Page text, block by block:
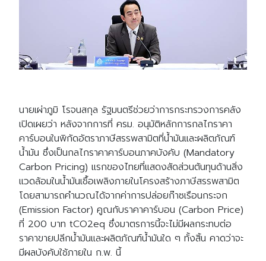
นายเผ่าภูมิ โรจนสกุล รัฐมนตรีช่วยว่าการกระทรวงการคลัง
เปิดเผยว่า หลังจากการที่ ครม. อนุมัติหลักการกลไกราคา
คาร์บอนในพิกัดอัตราภาษีสรรพสามิตที่น้ำมันและผลิตภัณฑ์
น้ำมัน ซึ่งเป็นกลไกราคาคาร์บอนภาคบังคับ (Mandatory
Carbon Pricing) แรกของไทยที่แสดงสัดส่วนต้นทุนด้านสิ่ง
แวดล้อมในน้ำมันเชื้อเพลิงภายในโครงสร้างภาษีสรรพสามิต
โดยสามารถคำนวณได้จากค่าการปล่อยก๊าซเรือนกระจก
(Emission Factor) คูณกับราคาคาร์บอน (Carbon Price)
ที่ 200 บาท tCO2eq ซึ่งมาตรการนี้จะไม่มีผลกระทบต่อ
ราคาขายปลีกน้ำมันและผลิตภัณฑ์น้ำมันใด ๆ ทั้งสิ้น คาดว่าจะ
มีผลบังคับใช้ภายใน ก.พ. นี้